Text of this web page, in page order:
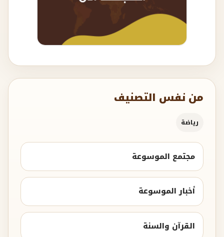
من نفس التصنيف
رياضة
مجتمع الموسوعة
أخبار الموسوعة
القرآن والسنة